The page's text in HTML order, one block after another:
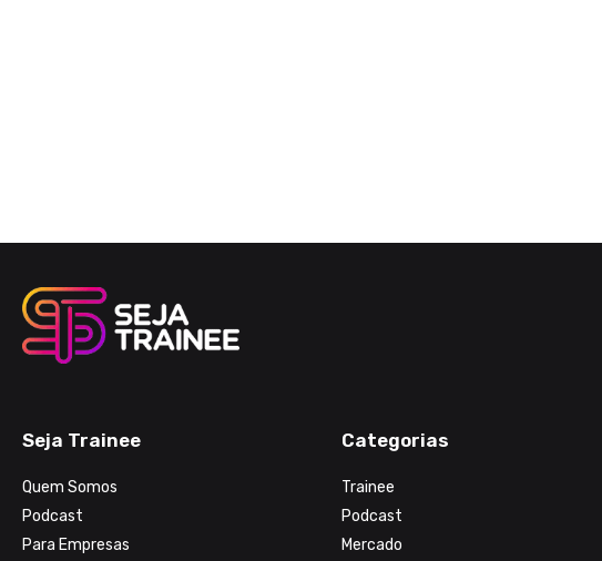
Seja Trainee
Quem Somos
Podcast
Para Empresas
Categorias
Trainee
Podcast
Mercado